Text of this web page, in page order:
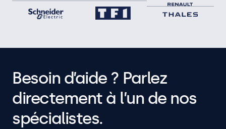
Besoin d’aide ? Parlez
directement à l’un de nos
spécialistes.